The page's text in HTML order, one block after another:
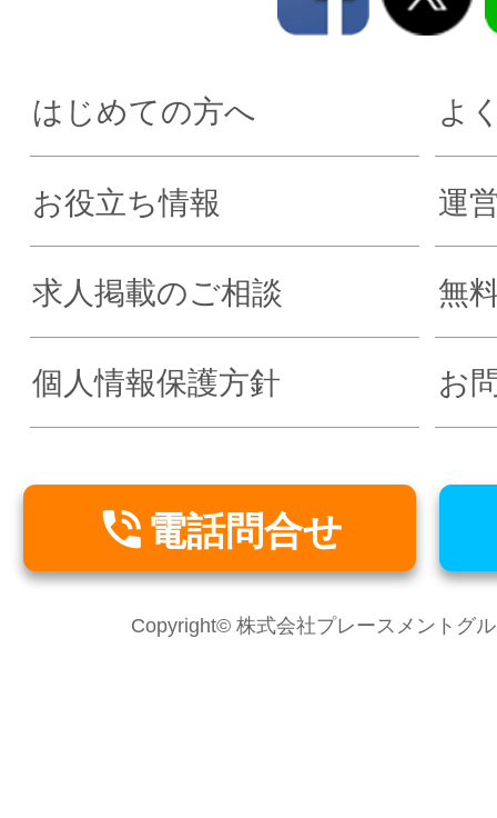
はじめての方へ よ
お役立ち情報 運
求人掲載のご相談 無
個人情報保護方針 お
 電話問合せ
Copyright© 株式会社プレースメントグ